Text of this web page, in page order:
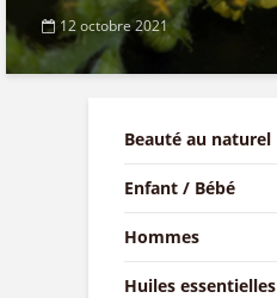
12 octobre 2021
Beauté au naturel
Enfant / Bébé
Hommes
Huiles essentielles